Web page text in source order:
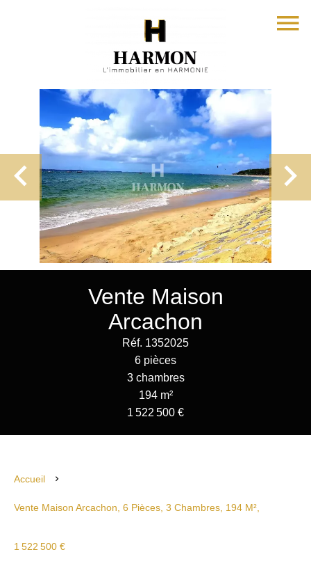
Vente Maison
Arcachon
Réf. 1352025
6 pièces
3 chambres
194 m²
1 522 500 €
Accueil
Vente Maison Arcachon, 6 Pièces, 3 Chambres, 194 M²,
1 522 500 €